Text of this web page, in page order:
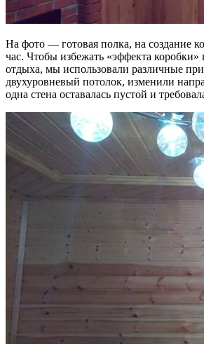
На фото — готовая полка, на создание
час. Чтобы избежать «эффекта
отдыха, мы использовали различные
двухуровневый потолок, изменили
одна стена оставалась пустой и